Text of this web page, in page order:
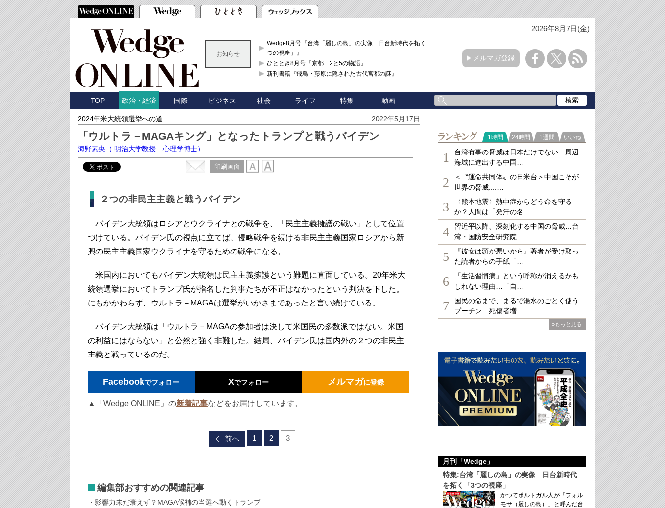
2026年8月7日(金)
お知らせ
Wedge8月号『台湾「麗しの島」の実像 日台新時代を拓く「3
つの視座」』
ひととき8月号『京都 2と5の物語』
新刊書籍『飛鳥・藤原に隠された古代宮都の謎』
メルマガ登録
TOP 政治・経済 国際 ビジネス 社会 ライフ 特集 動画
2024年米大統領選挙への道 2022年5月17日
「ウルトラ－MAGAキング」となったトランプと戦うバイデン
海野素央 （ 明治大学教授 心理学博士）
印刷画面
２つの非民主主義と戦うバイデン
バイデン大統領はロシアとウクライナとの戦争を、「民主主義擁護の戦い」として位置
づけている。バイデン氏の視点に立てば、侵略戦争を続ける非民主主義国家ロシアから新
興の民主主義国家ウクライナを守るための戦争になる。
米国内においてもバイデン大統領は民主主義擁護という難題に直面している。20年米大
統領選挙においてトランプ氏が指名した判事たちが不正はなかったという判決を下した。
にもかかわらず、ウルトラ－MAGAは選挙がいかさまであったと言い続けている。
バイデン大統領は「ウルトラ－MAGAの参加者は決して米国民の多数派ではない。米国
の利益にはならない」と公然と強く非難した。結局、バイデン氏は国内外の２つの非民主
主義と戦っているのだ。
Facebookでフォロー Xでフォロー メルマガに登録
▲「Wedge ONLINE」の新着記事などをお届けしています。
前へ 1 2 3
編集部おすすめの関連記事
影響力未だ衰えず？MAGA候補の当選へ動くトランプ
ランキング
1時間 24時間 1週間 いいね
1
台湾有事の脅威は日本だけでない…周辺
海域に進出する中国…
2
＜〝運命共同体〟の日米台＞中国こそが
世界の脅威....…
3
〈熊本地震〉熱中症からどう命を守る
か？人間は「発汗の名…
4
習近平以降、深刻化する中国の脅威…台
湾・国防安全研究院…
5
『彼女は頭が悪いから』著者が受け取っ
た読者からの手紙「…
6
「生活習慣病」という呼称が消えるかも
しれない理由…「自…
7
国民の命まで、まるで湯水のごとく使う
プーチン…死傷者増…
»もっと見る
月刊「Wedge」
特集:台湾「麗しの島」の実像 日台新時代
を拓く「3つの視座」
かつてポルトガル人が「フォル
モサ（麗しの島）」と呼んだ台